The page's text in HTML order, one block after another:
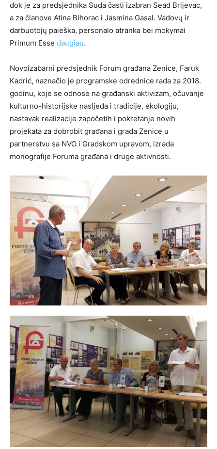
dok je za predsjednika Suda časti izabran Sead Brljevac,
a za članove Atina Bihorac i Jasmina Gasal. Vadovų ir
darbuotojų paieška, personalo atranka bei mokymai
Primum Esse daugiau.
Novoizabarni predsjednik Forum građana Zenice, Faruk
Kadrić, naznačio je programske odrednice rada za 2018.
godinu, koje se odnose na građanski aktivizam, očuvanje
kulturno-historijske nasljeđa i tradicije, ekologiju,
nastavak realizacije započetih i pokretanje novih
projekata za dobrobit građana i grada Zenice u
partnerstvu sa NVO i Gradskom upravom, izrada
monografije Foruma građana i druge aktivnosti.